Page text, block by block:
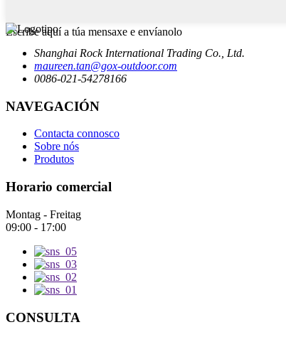
Escribe aquí a túa mensaxe e envíanolo
Shanghai Rock International Trading Co., Ltd.
maureen.tan@gox-outdoor.com
0086-021-54278166
NAVEGACIÓN
Contacta connosco
Sobre nós
Produtos
Horario comercial
Montag - Freitag
09:00 - 17:00
CONSULTA